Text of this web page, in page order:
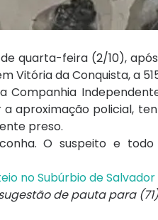
quarta-feira (2/10),
Vitória da Conquista, a
aproximação policial,
preso.
O suspeito e
no Subúrbio de Salvador
de pauta para